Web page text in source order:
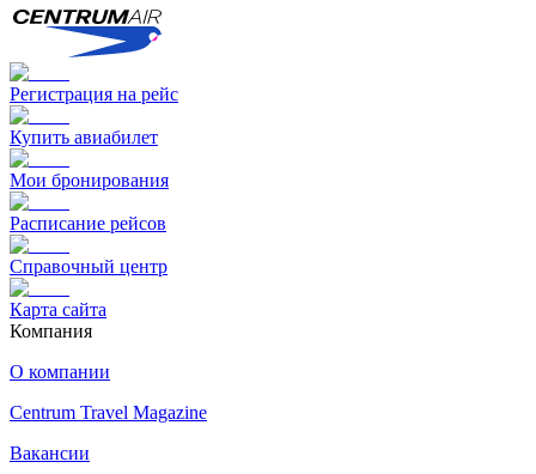
Регистрация на рейс
Купить авиабилет
Мои бронирования
Расписание рейсов
Справочный центр
Карта сайта
Компания
О компании
Centrum Travel Magazine
Вакансии